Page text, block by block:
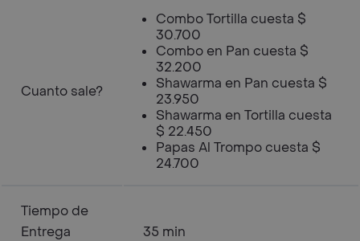
Cuanto sale?
Combo Tortilla cuesta $
30.700
Combo en Pan cuesta $
32.200
Shawarma en Pan cuesta $
23.950
Shawarma en Tortilla cuesta
$ 22.450
Papas Al Trompo cuesta $
24.700
Tiempo de
Entrega
35 min